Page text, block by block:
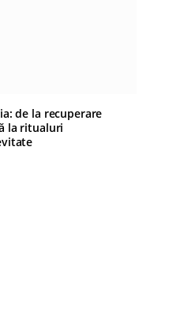
de la recuperare
la ritualuri